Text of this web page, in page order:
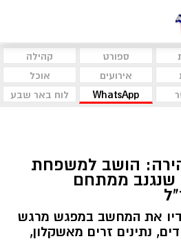
ספורט
קהילה
אירועים
אוכל
WhatsApp לוח באר שבע
הושב למשפחת
ממתחם
את המחשב במפגש מרגש
נתינים זרים מאשקלון,